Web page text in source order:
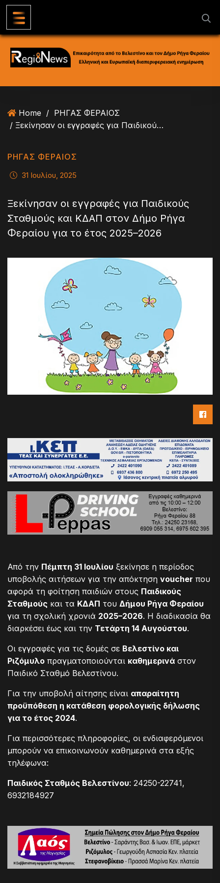
Home / ΡΗΓΑΣ ΦΕΡΑΙΟΣ
/ Ξεκίνησαν οι εγγραφές για Παιδικούς Σταθμούς και ΚΔΑΠ στον Δήμο Ρήγα Φεραίου για το έτος 2025–2026
ΡΗΓΑΣ ΦΕΡΑΙΟΣ
31 Ιουλίου, 2025
Ξεκίνησαν οι εγγραφές για Παιδικούς
Σταθμούς και ΚΔΑΠ στον Δήμο Ρήγα
Φεραίου για το έτος 2025–2026
Από την Πέμπτη 31 Ιουλίου ξεκίνησε η περίοδος
υποβολής αιτήσεων για την απόκτηση voucher που
αφορά τη φοίτηση παιδιών στους Παιδικούς
Σταθμούς και τα ΚΔΑΠ του Δήμου Ρήγα Φεραίου
για τη σχολική χρονιά 2025–2026. Η διαδικασία θα
διαρκέσει έως και την Τετάρτη 14 Αυγούστου.
Οι εγγραφές για τις δομές σε Βελεστίνο και
Ριζόμυλο πραγματοποιούνται καθημερινά στον
Παιδικό Σταθμό Βελεστίνου.
Για την υποβολή αίτησης είναι απαραίτητη
προϋπόθεση η κατάθεση φορολογικής δήλωσης
για το έτος 2024.
Για περισσότερες πληροφορίες, οι ενδιαφερόμενοι
μπορούν να επικοινωνούν καθημερινά στα εξής
τηλέφωνα:
Παιδικός Σταθμός Βελεστίνου: 24250-22741,
6932184927